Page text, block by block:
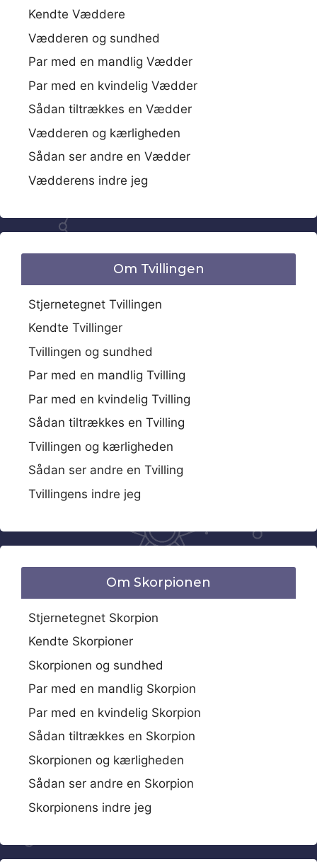
Kendte Væddere
Vædderen og sundhed
Par med en mandlig Vædder
Par med en kvindelig Vædder
Sådan tiltrækkes en Vædder
Vædderen og kærligheden
Sådan ser andre en Vædder
Vædderens indre jeg
Om Tvillingen
Stjernetegnet Tvillingen
Kendte Tvillinger
Tvillingen og sundhed
Par med en mandlig Tvilling
Par med en kvindelig Tvilling
Sådan tiltrækkes en Tvilling
Tvillingen og kærligheden
Sådan ser andre en Tvilling
Tvillingens indre jeg
Om Skorpionen
Stjernetegnet Skorpion
Kendte Skorpioner
Skorpionen og sundhed
Par med en mandlig Skorpion
Par med en kvindelig Skorpion
Sådan tiltrækkes en Skorpion
Skorpionen og kærligheden
Sådan ser andre en Skorpion
Skorpionens indre jeg